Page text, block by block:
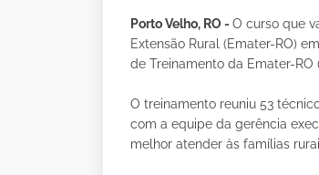
Porto Velho, RO - O curso que
Extensão Rural (Emater-RO)
de Treinamento da Emater-RO
O treinamento reuniu 53
com a equipe da gerência
melhor atender às famílias